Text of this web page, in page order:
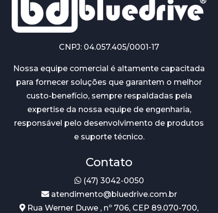
CNPJ: 04.057.405/0001-17
Nossa equipe comercial é altamente capacitada
para fornecer soluções que garantem o melhor
custo-benefício, sempre respaldadas pela
expertise da nossa equipe de engenharia,
responsável pelo desenvolvimento de produtos
e suporte técnico.
Contato
(47) 3042-0050
atendimento@bluedrive.com.br
Rua Werner Duwe , nº 706, CEP 89.070-700,